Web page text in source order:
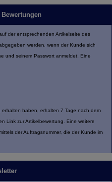
der entsprechenden Artikelseite des
werden, wenn der Kunde sich
und seinem Passwort anmeldet. Eine
haben, erhalten 7 Tage nach dem
Link zur Artikelbewertung. Eine weitere
der Auftragsnummer, die der Kunde im